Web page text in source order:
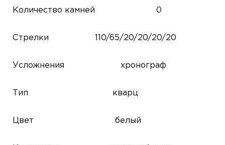
Количество камней 0
Стрелки 110/65/20/20/20/20
Усложнения хронограф
Тип кварц
Цвет белый